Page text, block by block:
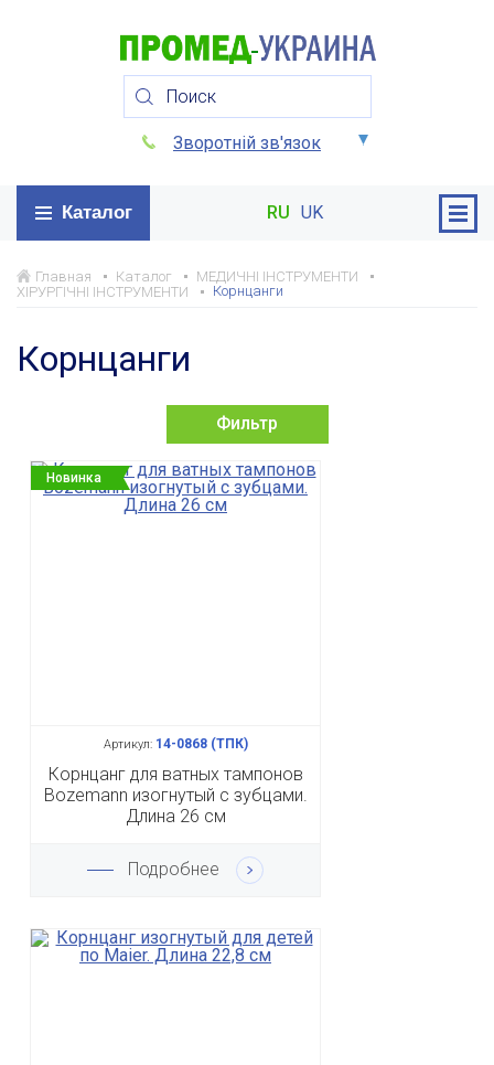
Зворотній зв'язок
Каталог RU UK
Главная Каталог
МЕДИЧНІ ІНСТРУМЕНТИ
ХІРУРГІЧНІ ІНСТРУМЕНТИ
Корнцанги
Корнцанги
Фильтр
Новинка
Артикул:14-0868 (ТПК)
Корнцанг для ватных тампонов
Bozemann изогнутый с зубцами.
Длина 26 см
Подробнее